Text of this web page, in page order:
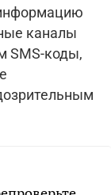
каналы
SMS-коды,